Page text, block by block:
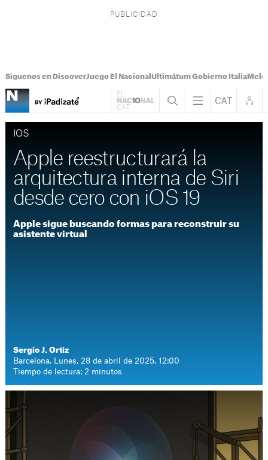
Síguenos en DiscoverJuego El Nacional Ultimátum Gobierno Italia
IOS
Apple reestructurará la
arquitectura interna de Siri
desde cero con iOS 19
Apple sigue buscando formas para reconstruir su
asistente virtual
Sergio J. Ortiz
Barcelona. Lunes, 28 de abril de 2025. 12:00
Tiempo de lectura: 2 minutos